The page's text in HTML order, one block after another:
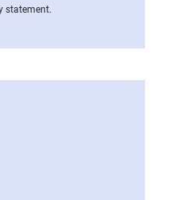
statement.